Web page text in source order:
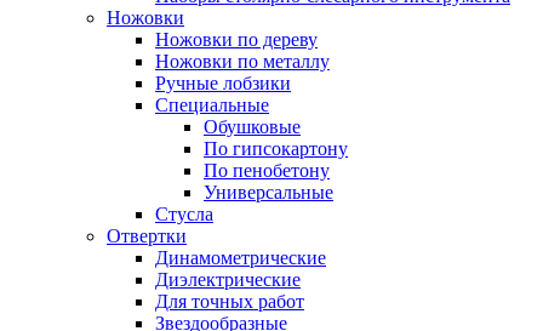
Ножовки
Ножовки по дереву
Ножовки по металлу
Ручные лобзики
Специальные
Обушковые
По гипсокартону
По пенобетону
Универсальные
Стусла
Отвертки
Динамометрические
Диэлектрические
Для точных работ
Звездообразные